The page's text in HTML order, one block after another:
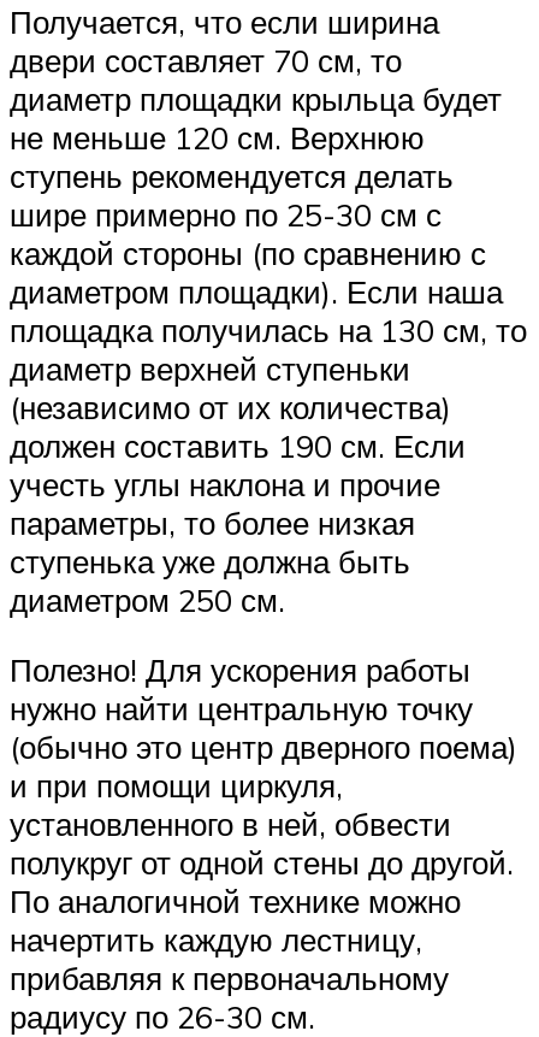
Получается, что если ширина
двери составляет 70 см, то
диаметр площадки крыльца будет
не меньше 120 см. Верхнюю
ступень рекомендуется делать
шире примерно по 25-30 см с
каждой стороны (по сравнению с
диаметром площадки). Если наша
площадка получилась на 130 см, то
диаметр верхней ступеньки
(независимо от их количества)
должен составить 190 см. Если
учесть углы наклона и прочие
параметры, то более низкая
ступенька уже должна быть
диаметром 250 см.
Полезно! Для ускорения работы
нужно найти центральную точку
(обычно это центр дверного поема)
и при помощи циркуля,
установленного в ней, обвести
полукруг от одной стены до другой.
По аналогичной технике можно
начертить каждую лестницу,
прибавляя к первоначальному
радиусу по 26-30 см.